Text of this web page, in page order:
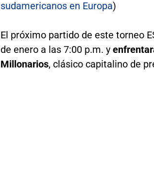
sudamericanos en Europa)
El próximo partido de este torneo
de enero a las 7:00 p.m. y
Millonarios, clásico capitalino de